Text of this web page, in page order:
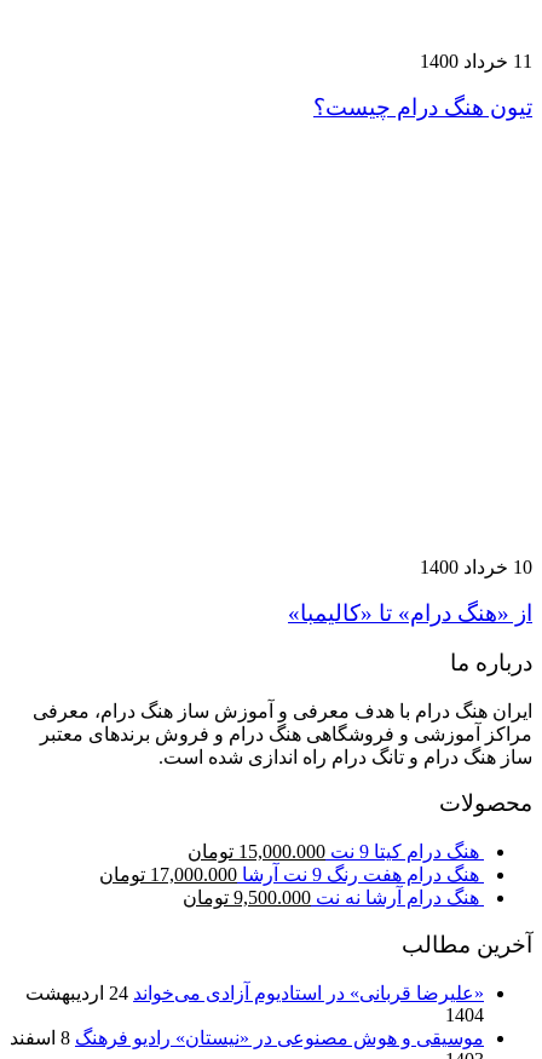
11 خرداد 1400
تیون هنگ درام چیست؟
10 خرداد 1400
از «هنگ درام» تا «کالیمبا»
درباره ما
ایران هنگ درام با هدف معرفی و آموزش ساز هنگ درام، معرفی
مراکز آموزشی و فروشگاهی هنگ درام و فروش برندهای معتبر
ساز هنگ درام و تانگ درام راه اندازی شده است.
محصولات
هنگ درام کیتا 9 نت 15,000.000 تومان
هنگ درام هفت رنگ 9 نت آرشا
17,000.000 تومان
هنگ درام آرشا نه نت 9,500.000 تومان
آخرین مطالب
«علیرضا قربانی» در استادیوم آزادی می‌خواند
24 اردیبهشت
1404
موسیقی و هوش مصنوعی در «نیستان» رادیو فرهنگ
8 اسفند